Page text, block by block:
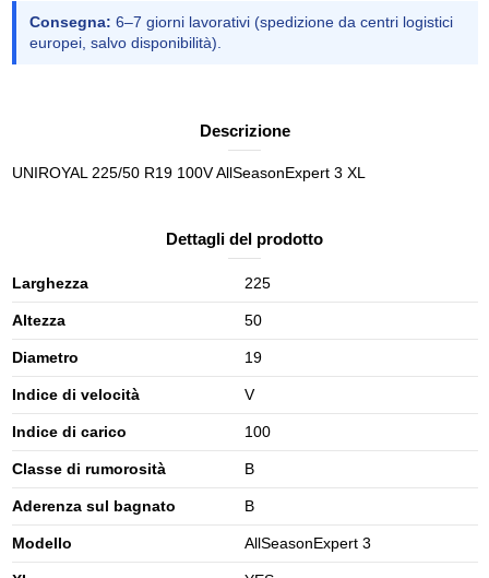
Consegna: 6–7 giorni lavorativi (spedizione da centri logistici
europei, salvo disponibilità).
Descrizione
UNIROYAL 225/50 R19 100V AllSeasonExpert 3 XL
Dettagli del prodotto
Larghezza 225
Altezza 50
Diametro 19
Indice di velocità V
Indice di carico 100
Classe di rumorosità B
Aderenza sul bagnato B
Modello AllSeasonExpert 3